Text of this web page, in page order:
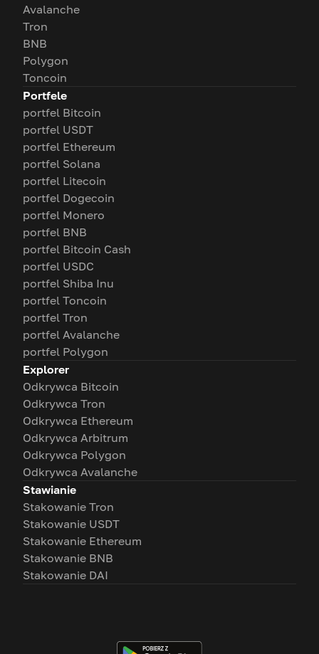
Avalanche
Tron
BNB
Polygon
Toncoin
Portfele
portfel Bitcoin
portfel USDT
portfel Ethereum
portfel Solana
portfel Litecoin
portfel Dogecoin
portfel Monero
portfel BNB
portfel Bitcoin Cash
portfel USDC
portfel Shiba Inu
portfel Toncoin
portfel Tron
portfel Avalanche
portfel Polygon
Explorer
Odkrywca Bitcoin
Odkrywca Tron
Odkrywca Ethereum
Odkrywca Arbitrum
Odkrywca Polygon
Odkrywca Avalanche
Stawianie
Stakowanie Tron
Stakowanie USDT
Stakowanie Ethereum
Stakowanie BNB
Stakowanie DAI